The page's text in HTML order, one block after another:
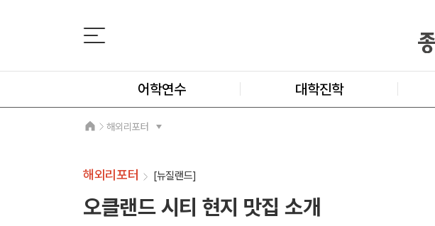
어학연수 대학진학
해외리포터
해외리포터 [뉴질랜드]
오클랜드 시티 현지 맛집 소개